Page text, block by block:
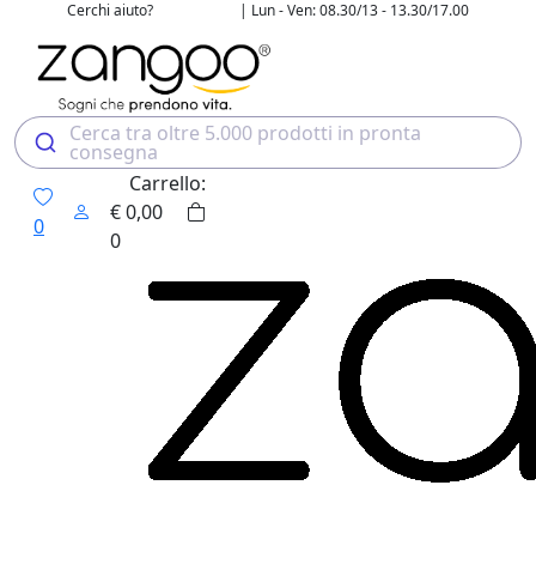
Cerchi aiuto? | Lun - Ven: 08.30/13 - 13.30/17.00
Cerca tra oltre 5.000 prodotti in pronta
consegna
0
Carrello:
€0,00
0